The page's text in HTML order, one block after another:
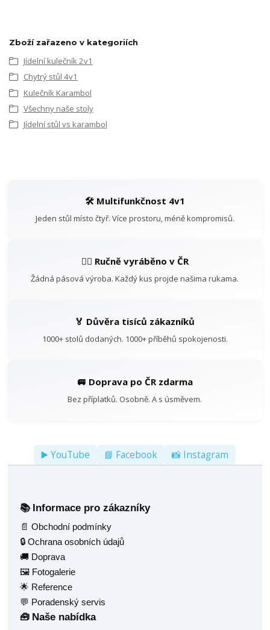
Zboží zařazeno v kategoriích
Jídelní kulečník 2v1
Chytrý stůl 4v1
Kulečník Karambol
Všechny naše stoly
Jídelní stůl vs karambol
🛠️ Multifunkčnost 4v1
Jeden stůl místo čtyř. Více prostoru, méně kompromisů.
👷‍♂️ Ručně vyráběno v ČR
Žádná pásová výroba. Každý kus projde našima rukama.
🏅 Důvěra tisíců zákazníků
1000+ stolů dodaných. 1000+ příběhů spokojenosti.
🚐 Doprava po ČR zdarma
Bez příplatků. Osobně. A s úsměvem.
▶️ YouTube 📘 Facebook 📸 Instagram
📚 Informace pro zákazníky
📄 Obchodní podmínky
🔒 Ochrana osobních údajů
🚚 Doprava
🖼️ Fotogalerie
🌟 Reference
💬 Poradenský servis
🧰 Naše nabídka